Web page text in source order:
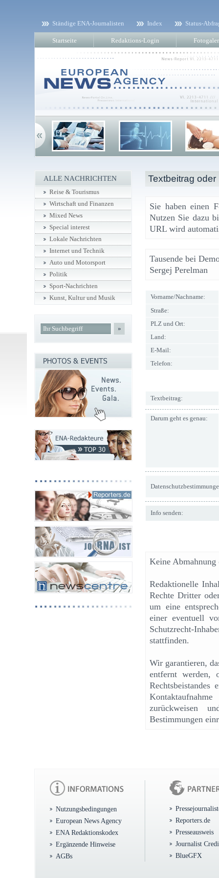
Ständige ENA-Journalisten Index Status-
Startseite Redaktions-Login
Textbeitrag
Sie haben einen
Nutzen Sie dazu
URL wird
Tausende bei
Sergej Perelman
Vorname/Nachname:
Straße:
PLZ und Ort:
Land:
E-Mail:
Telefon:
Textbeitrag:
Darum geht es genau:
Info senden:
Keine
Redaktionelle
Rechte Dritter
um eine
einer eventuell
Schutzrecht-
stattfinden.
Wir garantieren,
entfernt werden,
zurückweisen
Bestimmungen
ALLE NACHRICHTEN
Reise & Tourismus
Wirtschaft und Finanzen
Mixed News
Special interest
Lokale Nachrichten
Internet und Technik
Auto und Motorsport
Politik
Sport-Nachrichten
Kunst, Kultur und Musik
»
Nutzungsbedingungen
European News Agency
ENA Redaktionskodex
Ergänzende Hinweise
AGBs
Reporters.de
Presseausweis
Journalist
BlueGFX